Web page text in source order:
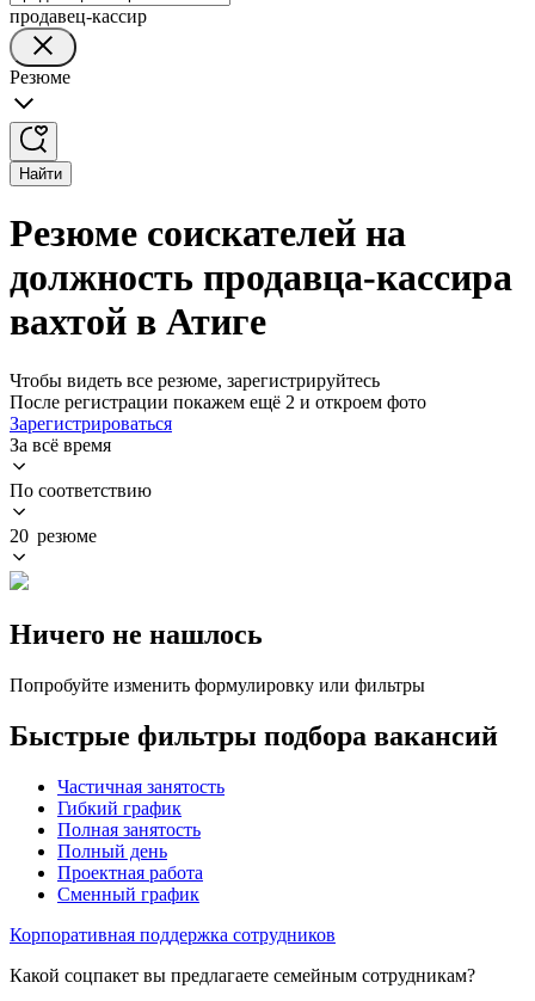
продавец-кассир
Резюме
Найти
Резюме соискателей на
должность продавца-кассира
вахтой в Атиге
Чтобы видеть все резюме, зарегистрируйтесь
После регистрации покажем ещё 2 и откроем фото
Зарегистрироваться
За всё время
По соответствию
20 резюме
Ничего не нашлось
Попробуйте изменить формулировку или фильтры
Быстрые фильтры подбора вакансий
Частичная занятость
Гибкий график
Полная занятость
Полный день
Проектная работа
Сменный график
Корпоративная поддержка сотрудников
Какой соцпакет вы предлагаете семейным сотрудникам?